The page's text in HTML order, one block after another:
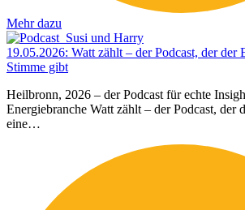
Mehr dazu
19.05.2026: Watt zählt – der Podcast, der der
Stimme gibt
Heilbronn, 2026 – der Podcast für echte
Energiebranche Watt zählt – der Podcast, der
eine…